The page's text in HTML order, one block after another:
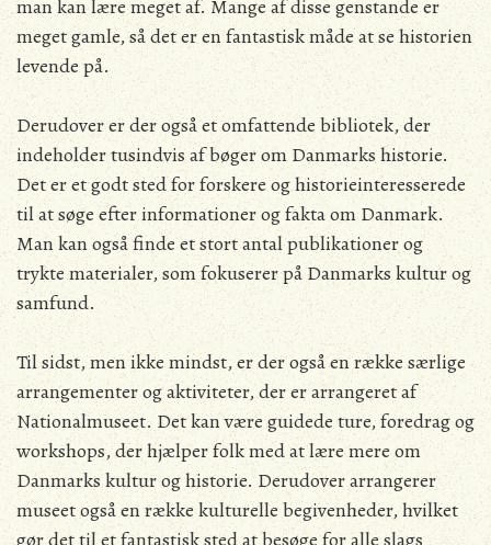
man kan lære meget af. Mange af disse genstande er
meget gamle, så det er en fantastisk måde at se historien
levende på.
Derudover er der også et omfattende bibliotek, der
indeholder tusindvis af bøger om Danmarks historie.
Det er et godt sted for forskere og historieinteresserede
til at søge efter informationer og fakta om Danmark.
Man kan også finde et stort antal publikationer og
trykte materialer, som fokuserer på Danmarks kultur og
samfund.
Til sidst, men ikke mindst, er der også en række særlige
arrangementer og aktiviteter, der er arrangeret af
Nationalmuseet. Det kan være guidede ture, foredrag og
workshops, der hjælper folk med at lære mere om
Danmarks kultur og historie. Derudover arrangerer
museet også en række kulturelle begivenheder, hvilket